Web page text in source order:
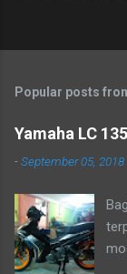
Popular posts
Yamaha LC
-September 05, 2018